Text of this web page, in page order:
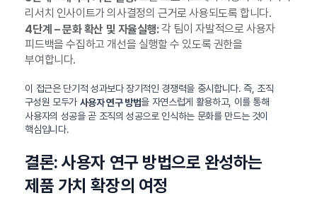
리서치 인사이트가 의사결정의 근거로 사용되도록 합니다.
4단계 – 문화 확산 및 자율실행:각 팀이 자발적으로 사용자
피드백을 수집하고 개선을 실행할 수 있도록 권한을
부여합니다.
이 접근은 단기적 성과보다 장기적인 경쟁력을 중시합니다. 즉, 조직
구성원 모두가 사용자 연구 방법을 자연스럽게 활용하고, 이를 통해
사용자의 성공을 곧 조직의 성공으로 인식하는 문화를 만드는 것이
핵심입니다.
결론: 사용자 연구 방법으로 완성하는
제품 가치 확장의 여정